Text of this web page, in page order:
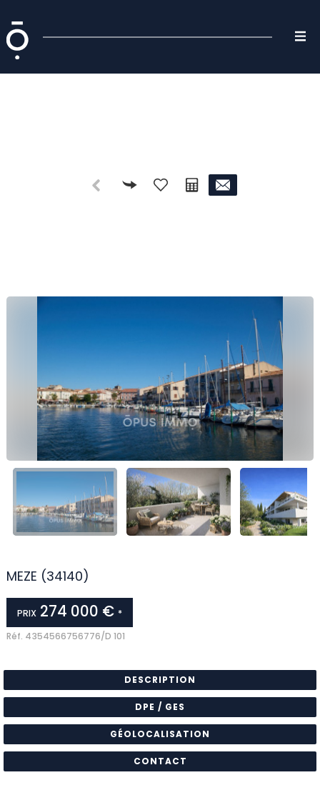
MEZE (34140)
PRIX274 000 € *
Réf. 4354566756776/D 101
DESCRIPTION
DPE / GES
GÉOLOCALISATION
CONTACT